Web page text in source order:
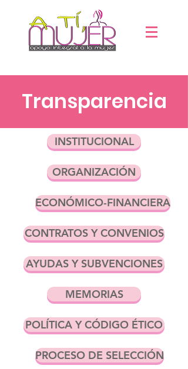
Transparencia
INSTITUCIONAL
ORGANIZACIÓN
ECONÓMICO-FINANCIERA
CONTRATOS Y CONVENIOS
AYUDAS Y SUBVENCIONES
MEMORIAS
POLÍTICA Y CÓDIGO ÉTICO
PROCESO DE SELECCIÓN